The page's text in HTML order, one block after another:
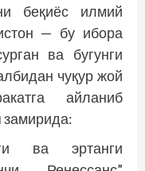
беқиёс илмий
— бу ибора
ва бугунги
чуқур жой
айланиб
замирида:
ва эртанги